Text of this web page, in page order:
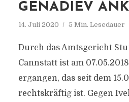
GENADIEV
14. Juli 2020 5 Min. Lesedauer
Durch das Amtsgericht
Cannstatt ist am
ergangen, das seit dem
rechtskräftig ist. Gegen